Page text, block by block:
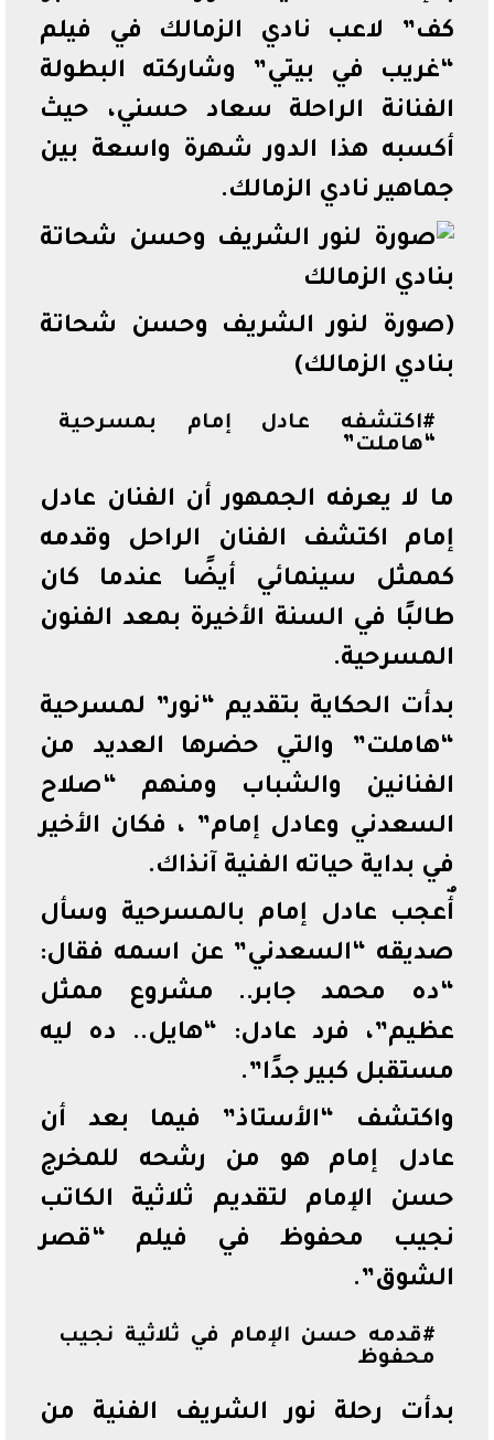
كف” لاعب نادي الزمالك في فيلم
“غريب في بيتي” وشاركته البطولة
الفنانة الراحلة سعاد حسني، حيث
أكسبه هذا الدور شهرة واسعة بين
جماهير نادي الزمالك.
(صورة لنور الشريف وحسن شحاتة
بنادي الزمالك)
#اكتشفه عادل إمام بمسرحية
“هاملت”
ما لا يعرفه الجمهور أن الفنان عادل
إمام اكتشف الفنان الراحل وقدمه
كممثل سينمائي أيضًا عندما كان
طالبًا في السنة الأخيرة بمعد الفنون
المسرحية.
بدأت الحكاية بتقديم “نور” لمسرحية
“هاملت” والتي حضرها العديد من
الفنانين والشباب ومنهم “صلاح
السعدني وعادل إمام” ، فكان الأخير
في بداية حياته الفنية آنذاك.
أٌعجب عادل إمام بالمسرحية وسأل
صديقه “السعدني” عن اسمه فقال:
“ده محمد جابر.. مشروع ممثل
عظيم”، فرد عادل: “هايل.. ده ليه
مستقبل كبير جدًا”.
واكتشف “الأستاذ” فيما بعد أن
عادل إمام هو من رشحه للمخرج
حسن الإمام لتقديم ثلاثية الكاتب
نجيب محفوظ في فيلم “قصر
الشوق”.
#قدمه حسن الإمام في ثلاثية نجيب
محفوظ
بدأت رحلة نور الشريف الفنية من